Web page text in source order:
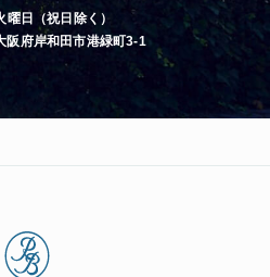
日（祝日除く）
府岸和田市港緑町3-1